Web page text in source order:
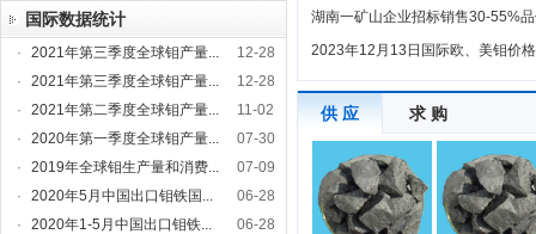
国际数据统计
· 2021年第三季度全球钼产量...
12-28
·
2021年第三季度全球钼产量...
12-28
·
2021年第二季度全球钼产量...
11-02
·
2020年第一季度全球钼产量...
07-30
·
2019年全球钼生产量和消费...
07-09
·
2020年5月中国出口钼铁国...
06-28
·
2020年1-5月中国出口钼铁... 06-28
湖南一矿山企业招标销售30-55%
2023年12月13日国际欧、美钼价
供 应 求 购